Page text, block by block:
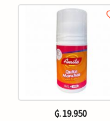
₲. 19.950